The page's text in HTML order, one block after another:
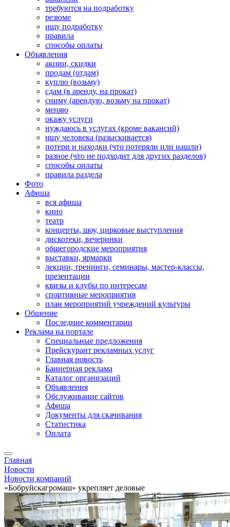
требуются на подработку
резюме
ищу подработку
правила
способы оплаты
Объявления
акции, скидки
продам (отдам)
куплю (возьму)
сдам (в аренду, на прокат)
сниму (арендую, возьму на прокат)
меняю
окажу услуги
нуждаюсь в услугах (кроме вакансий)
ищу человека (разыскивается)
потери и находки (что потеряли или нашли)
разное (что не подходит для других разделов)
способы оплаты
правила раздела
Фото
Афиша
вся афиша
кино
театр
концерты, шоу, цирковые выступления
дискотеки, вечеринки
общегородские мероприятия
выставки, ярмарки
лекции, тренинги, семинары, мастер-классы,
презентации
квизы и клубы по интересам
спортивные мероприятия
план мероприятий учреждений культуры
Общение
Последние комментарии
Реклама на портале
Специальные предложения
Прейскурант рекламных услуг
Главная новость
Баннерная реклама
Каталог организаций
Объявления
Обслуживание сайтов
Афиша
Документы для скачивания
Статистика
Оплата
Главная
Новости
Новости компаний
«Бобруйскагромаш» укрепляет деловые